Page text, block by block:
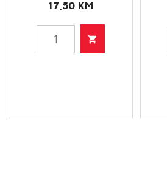
17,50 KM
718/1